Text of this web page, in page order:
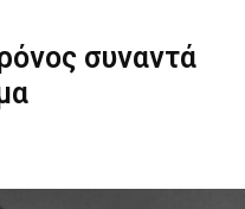
συναντά